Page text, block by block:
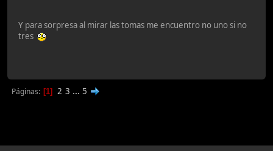
Y para sorpresa al mirar las tomas me encuentro no uno si no
tres
Páginas 1 2 3 ... 5